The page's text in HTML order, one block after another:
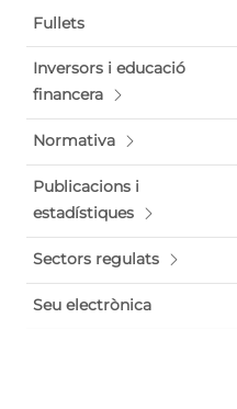
Fullets
Inversors i educació
financera
Normativa
Publicacions i
estadístiques
Sectors regulats
Seu electrònica